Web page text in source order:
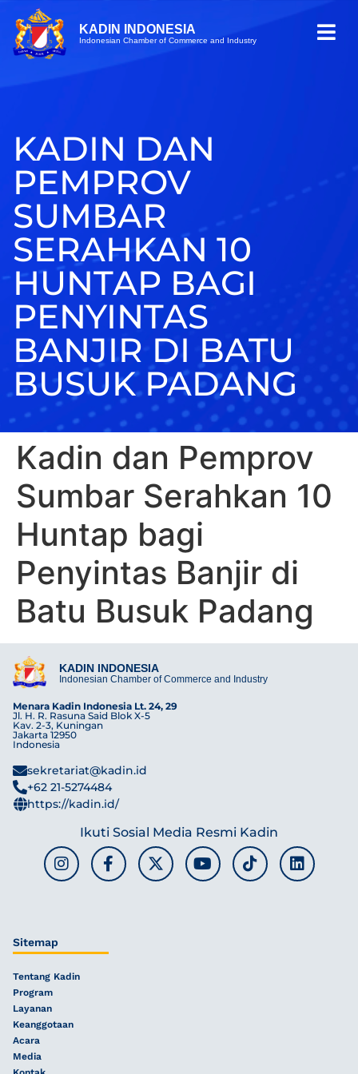
KADIN INDONESIA
Indonesian Chamber of Commerce and Industry
KADIN DAN
PEMPROV
SUMBAR
SERAHKAN 10
HUNTAP BAGI
PENYINTAS
BANJIR DI BATU
BUSUK PADANG
Kadin dan Pemprov
Sumbar Serahkan 10
Huntap bagi
Penyintas Banjir di
Batu Busuk Padang
KADIN INDONESIA
Indonesian Chamber of Commerce and Industry
Menara Kadin Indonesia Lt. 24, 29
Jl. H. R. Rasuna Said Blok X-5
Kav. 2-3, Kuningan
Jakarta 12950
Indonesia
sekretariat@kadin.id
+62 21-5274484
https://kadin.id/
Ikuti Sosial Media Resmi Kadin
Sitemap
Tentang Kadin
Program
Layanan
Keanggotaan
Acara
Media